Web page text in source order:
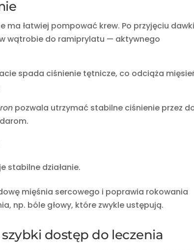
ma łatwiej pompować krew. Po przyjęciu
wątrobie do ramiprylatu — aktywnego
spada ciśnienie tętnicze, co odciąża
pozwala utrzymać stabilne ciśnienie przez
stabilne działanie.
mięśnia sercowego i poprawia rokowania
np. bóle głowy, które zwykle ustępują.
dostęp do leczenia